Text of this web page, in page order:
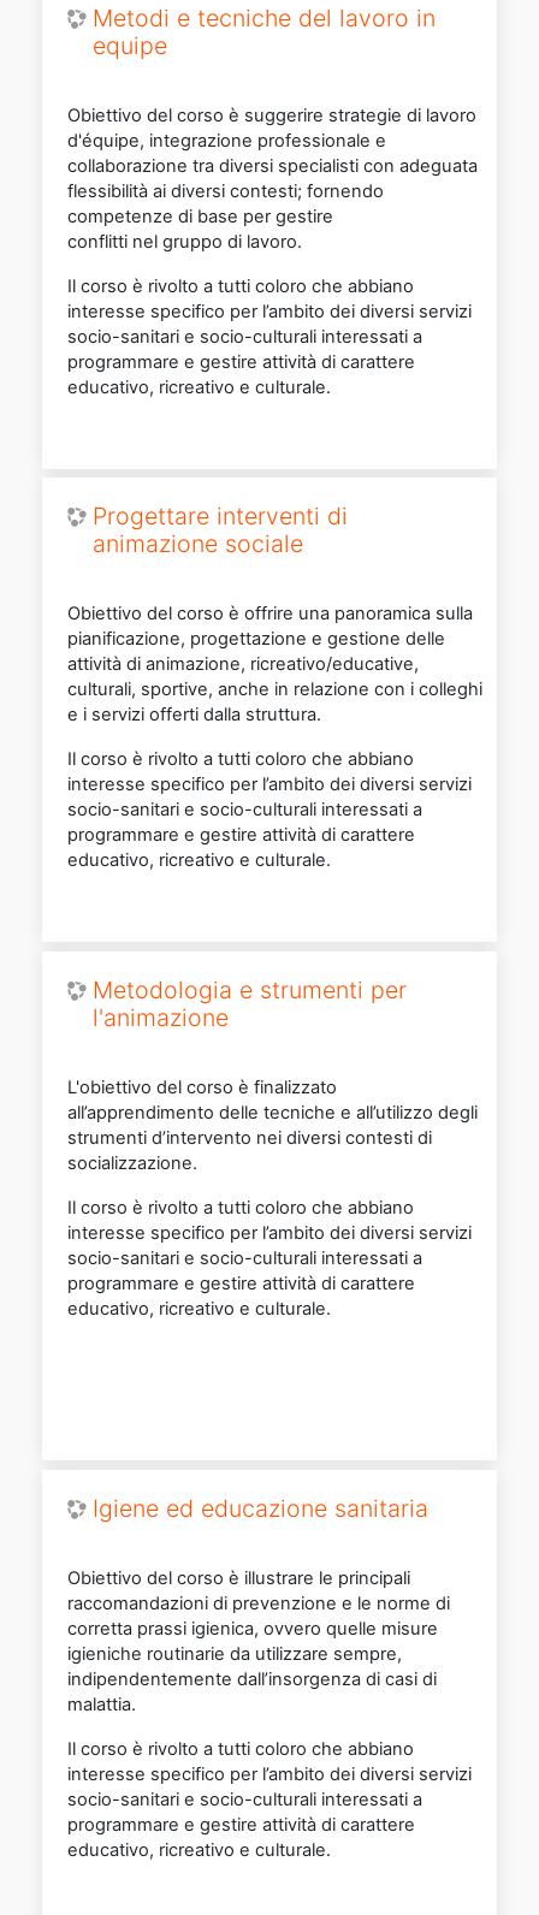
Metodi e tecniche del lavoro in
equipe
Obiettivo del corso è suggerire strategie di lavoro
d'équipe, integrazione professionale e
collaborazione tra diversi specialisti con adeguata
flessibilità ai diversi contesti; fornendo
competenze di base per gestire
conflitti nel gruppo di lavoro.
Il corso è rivolto a tutti coloro che abbiano
interesse specifico per l’ambito dei diversi servizi
socio-sanitari e socio-culturali interessati a
programmare e gestire attività di carattere
educativo, ricreativo e culturale.
Progettare interventi di
animazione sociale
Obiettivo del corso è offrire una panoramica sulla
pianificazione, progettazione e gestione delle
attività di animazione, ricreativo/educative,
culturali, sportive, anche in relazione con i colleghi
e i servizi offerti dalla struttura.
Il corso è rivolto a tutti coloro che abbiano
interesse specifico per l’ambito dei diversi servizi
socio-sanitari e socio-culturali interessati a
programmare e gestire attività di carattere
educativo, ricreativo e culturale.
Metodologia e strumenti per
l'animazione
L'obiettivo del corso è finalizzato
all’apprendimento delle tecniche e all’utilizzo degli
strumenti d’intervento nei diversi contesti di
socializzazione.
Il corso è rivolto a tutti coloro che abbiano
interesse specifico per l’ambito dei diversi servizi
socio-sanitari e socio-culturali interessati a
programmare e gestire attività di carattere
educativo, ricreativo e culturale.
Igiene ed educazione sanitaria
Obiettivo del corso è illustrare le principali
raccomandazioni di prevenzione e le norme di
corretta prassi igienica, ovvero quelle misure
igieniche routinarie da utilizzare sempre,
indipendentemente dall’insorgenza di casi di
malattia.
Il corso è rivolto a tutti coloro che abbiano
interesse specifico per l’ambito dei diversi servizi
socio-sanitari e socio-culturali interessati a
programmare e gestire attività di carattere
educativo, ricreativo e culturale.